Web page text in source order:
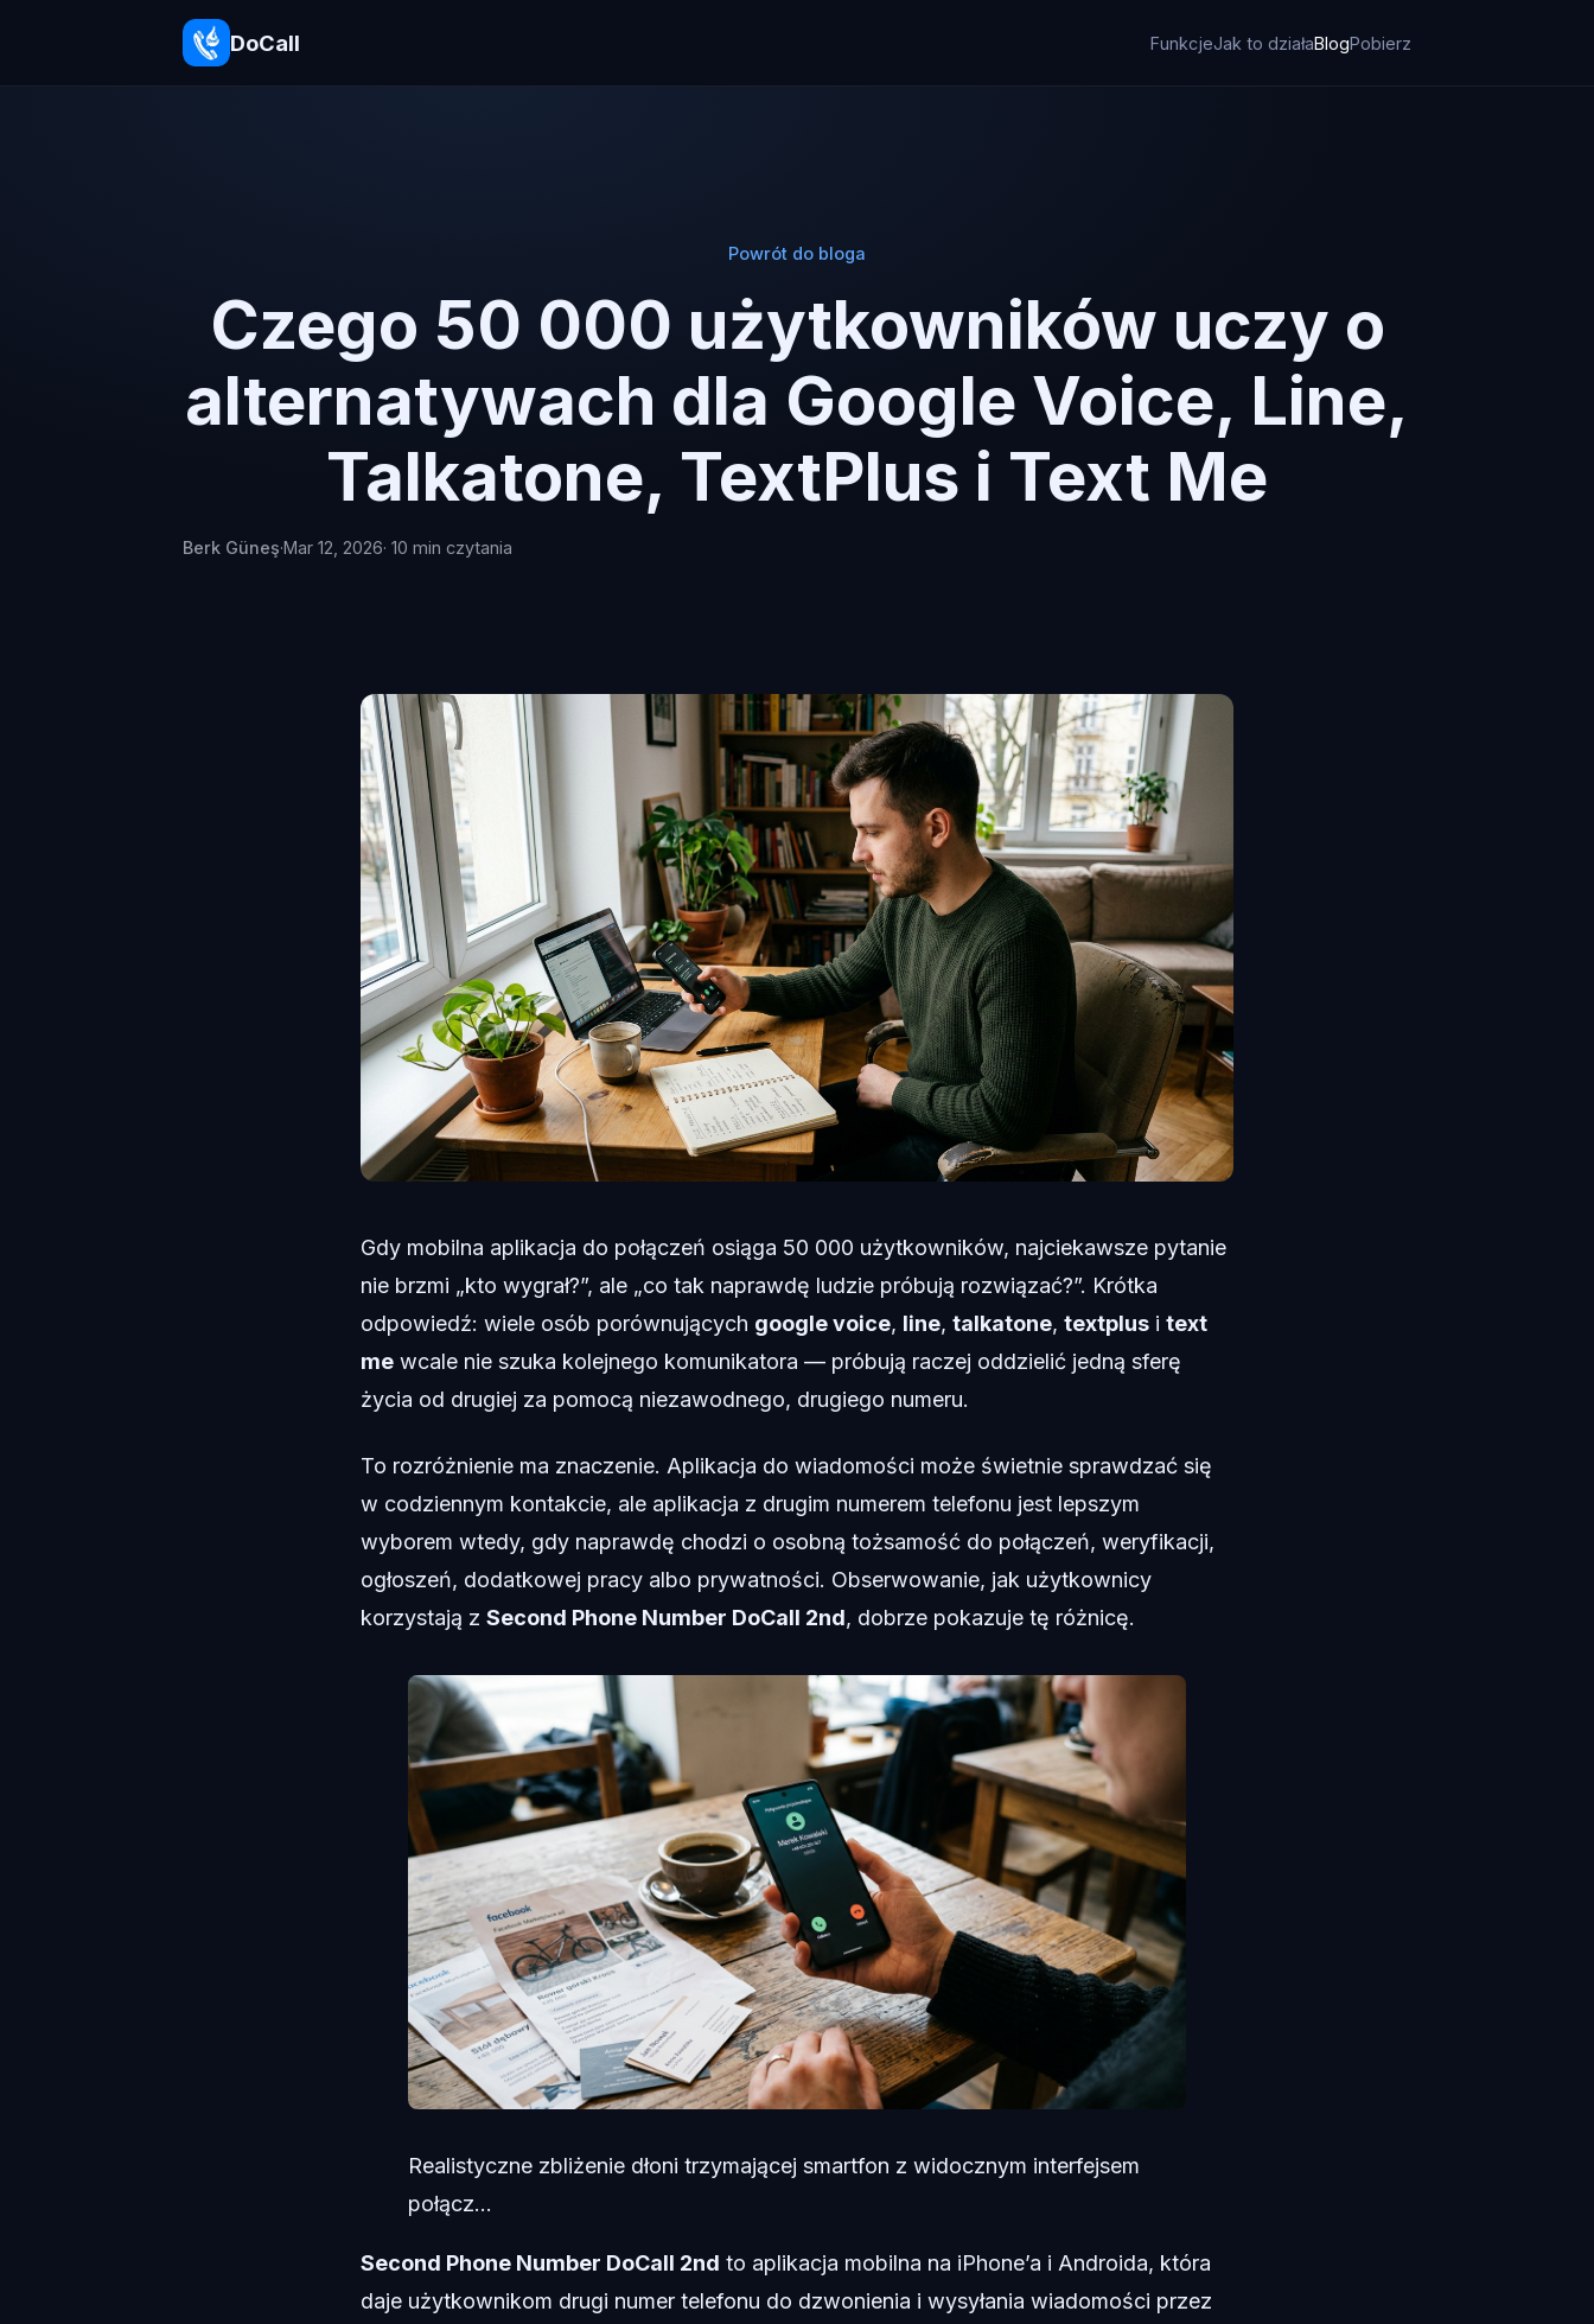
DoCall FunkcjeJak to działaBlogPobierz
Powrót do bloga
Czego 50 000 użytkowników uczy o
alternatywach dla Google Voice, Line,
Talkatone, TextPlus i Text Me
Berk Güneş·Mar 12, 2026· 10 min czytania
Gdy mobilna aplikacja do połączeń osiąga 50 000 użytkowników, najciekawsze pytanie
nie brzmi „kto wygrał?”, ale „co tak naprawdę ludzie próbują rozwiązać?”. Krótka
odpowiedź: wiele osób porównujących google voice, line, talkatone, textplus i text
me wcale nie szuka kolejnego komunikatora — próbują raczej oddzielić jedną sferę
życia od drugiej za pomocą niezawodnego, drugiego numeru.
To rozróżnienie ma znaczenie. Aplikacja do wiadomości może świetnie sprawdzać się
w codziennym kontakcie, ale aplikacja z drugim numerem telefonu jest lepszym
wyborem wtedy, gdy naprawdę chodzi o osobną tożsamość do połączeń, weryfikacji,
ogłoszeń, dodatkowej pracy albo prywatności. Obserwowanie, jak użytkownicy
korzystają z Second Phone Number DoCall 2nd, dobrze pokazuje tę różnicę.
Realistyczne zbliżenie dłoni trzymającej smartfon z widocznym interfejsem
połącz...
Second Phone Number DoCall 2nd to aplikacja mobilna na iPhone’a i Androida, która
daje użytkownikom drugi numer telefonu do dzwonienia i wysyłania wiadomości przez